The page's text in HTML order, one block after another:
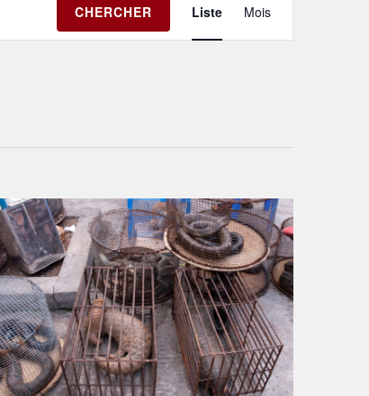
CHERCHER
de
Liste Mois